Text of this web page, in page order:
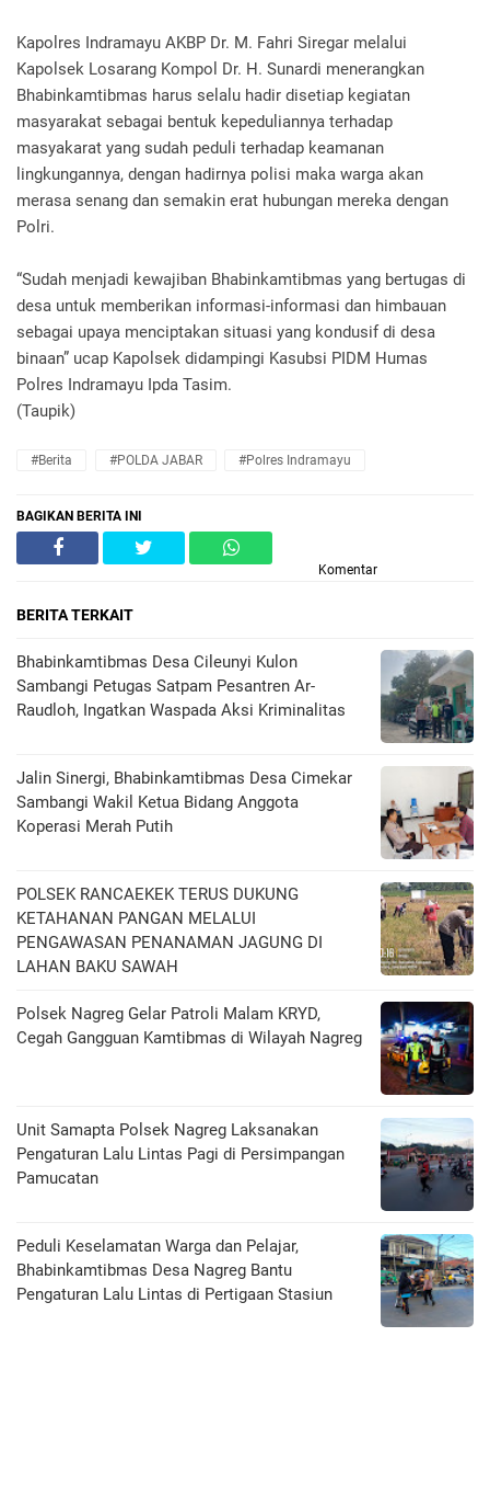
Kapolres Indramayu AKBP Dr. M. Fahri Siregar melalui
Kapolsek Losarang Kompol Dr. H. Sunardi menerangkan
Bhabinkamtibmas harus selalu hadir disetiap kegiatan
masyarakat sebagai bentuk kepeduliannya terhadap
masyakarat yang sudah peduli terhadap keamanan
lingkungannya, dengan hadirnya polisi maka warga akan
merasa senang dan semakin erat hubungan mereka dengan
Polri.
“Sudah menjadi kewajiban Bhabinkamtibmas yang bertugas di
desa untuk memberikan informasi-informasi dan himbauan
sebagai upaya menciptakan situasi yang kondusif di desa
binaan” ucap Kapolsek didampingi Kasubsi PIDM Humas
Polres Indramayu Ipda Tasim.
(Taupik)
#Berita #POLDA JABAR #Polres Indramayu
BAGIKAN BERITA INI
Komentar
BERITA TERKAIT
Bhabinkamtibmas Desa Cileunyi Kulon
Sambangi Petugas Satpam Pesantren Ar-
Raudloh, Ingatkan Waspada Aksi Kriminalitas
Jalin Sinergi, Bhabinkamtibmas Desa Cimekar
Sambangi Wakil Ketua Bidang Anggota
Koperasi Merah Putih
POLSEK RANCAEKEK TERUS DUKUNG
KETAHANAN PANGAN MELALUI
PENGAWASAN PENANAMAN JAGUNG DI
LAHAN BAKU SAWAH
Polsek Nagreg Gelar Patroli Malam KRYD,
Cegah Gangguan Kamtibmas di Wilayah Nagreg
Unit Samapta Polsek Nagreg Laksanakan
Pengaturan Lalu Lintas Pagi di Persimpangan
Pamucatan
Peduli Keselamatan Warga dan Pelajar,
Bhabinkamtibmas Desa Nagreg Bantu
Pengaturan Lalu Lintas di Pertigaan Stasiun